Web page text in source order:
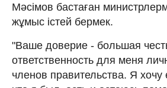
Мәсімов бастаған
жұмыс істей бермек.
"Ваше доверие - большая
ответственность для меня
членов правительства. Я хочу